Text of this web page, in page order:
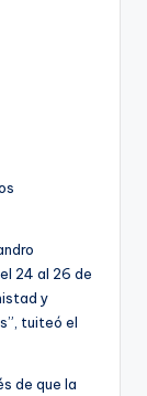
24 al 26 de
y
tuiteó el
de que la